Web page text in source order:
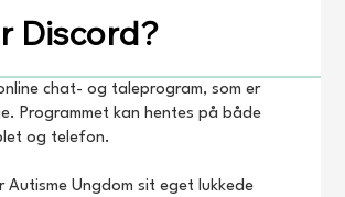
Discord?
chat- og taleprogram, som er
Programmet kan hentes på både
og telefon.
Autisme Ungdom sit eget lukkede